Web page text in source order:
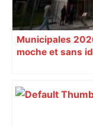
Municipales
moche et sans
Augustins